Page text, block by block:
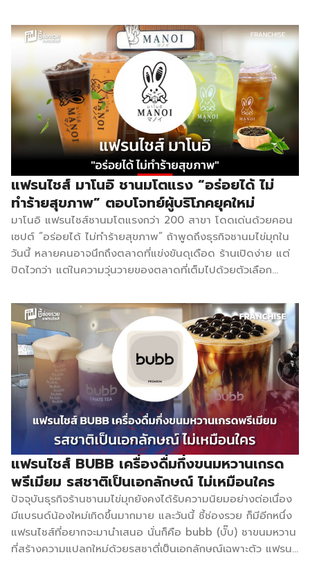
ราคาขายเริ่มต้นเพียงแก้วละ 19
บาท เพิ่มท็อปปิ้ง 5 บาท พร้อม
หลักสูตรการสอนทั้งออนไลน์
และออฟไลน์ ปี 2566 แบรนด์
ขยายสาขาไปแล้วมากกว่า 1,000
สาขาทั่วประเทศ และพัฒนา
แบรนด์อย่างต่อเนื่องเพื่อตอบ
โจทย์ลูกค้าและตลาดที่เปลี่ยนไป
มีเมนูแนะนำอย่างชาไข่มุกบราวน์
ชูการ์ (Brown Sugar) พร้อม
เพิ่มช่องทางจำหน่ายวัตถุดิบผ่าน
E-Commerce และออนไลน์ ให้
สาขาสั่งวัตถุดิบได้สะดวกและ
รวดเร็วขึ้น ต้นปี […]
รนไชส์ที่เปิดเผย
บนเว็บไซต์
ทางการ ทั้ง
ราคา เงื่อนไข
และขั้นตอนการ
เปิดร้าน ซึ่งช่วย
ลดความกังวล
ให้กับผู้ที่กำลัง
ตัดสินใจ
โครงสร้างค่าใช้
จ่ายทั้งหมด ปี
2569 (ข้อมูล
จากเว็บไซต์
ทางการ)
รายการ ราย
ละเอียด แพ็กเก
ต้น 24,900
บาท เงินมัดจำ
จองสิทธิ์ทำเล
5,000 บาท ค่า
ธรรมเนียมราย
เดือน-รายปี
ไม่มี การต่อ
สัญญา ฟรี
ระยะเวลาคืนทุน
1–2 เดือน (ถ้า
ทำเลดี) กำไรต่อ
แก้ว (เมนู 20
บาท) เฉลี่ย 10
บาท กำไรต่อ
แก้ว (เมนู 25–
35 บาท) เฉลี่ย
ทำให้ได้ควา
หอมละมุนแ
ความอร่อย
ลงตัวไม่เห
ใคร ด้วยดีไ
สไตล์ญี่ปุ่น
มินิมอลที่ถูก
วัยรุ่นคาเฟ่
ปัจจุบัน
เปิดรับแฟรน
เรื่องราวขอ
เจ้าของแบ
คุณปิยพงศ์
วัลย์ เป็นอีก
ชอบดื่มชา
ไข่มุก ซึ่งใน
อดีตก็เคย
บริหารร้าน
ไข่มุกเป็นร้า
เล็กๆ อยู่ใน
โรงเรียนพื้
จังหวัดสงข
ซึ่งโดยส่วน
มองว่า ปัจ
ชานมไข่มุก
ตลาดในเมื
ไทยส่วนให
เป็นสูตรชา
ไต้หวัน ซึ่ง
รสชาติจะค
เป็นเอกลักษณ์ มีกลิ่นหอมเฉพาะของทางร้าน จุดที่ทำให้ Kori-i
โดดเด่นในตลาดคือการประกาศชัดเจนว่า ไม่มีการเก็บค่า
ธรรมเนียม ไม่มีเก็บค่าการตลาด ไม่เก็บส่วนแบ่งยอดขายใดๆ ทั้ง
สิ้น ทำให้กำไรทั้งหมดเป็นของเจ้าของร้านอย่างแท้จริง รู้จัก
Kori-i ชานมไข่มุกโคริอิ ก่อนตัดสินใจ ชาไต้หวันสูตรของทางร้าน
มีรสชาติที่เป็นเอกลักษณ์ หอมอร่อย เข้มข้น คุ้มค่าคุ้มราคา
เจ้าของแบรนด์ได้คิดค้นสูตรชาไต้หวันที่เป็นเอกลักษณ์ มีกลิ่น
หอมเฉพาะของทางร้าน และคิดค้นต่อยอด ทำการตลาดและสร้าง
แบรนด์ KORI-i (โคริอิ) ขึ้นมา ภายใต้การขยายธุรกิจในรูปแบบ
แฟรนไชส์ ในมุมมองของชี้ช่องรวย แบรนด์ที่เน้นการคิดค้นสูตร
เฉพาะจากใบชานำเข้าแท้ มีความได้เปรียบในแง่รสชาติที่ผู้บริโภค
จดจำและกลับมาซ้ำ เพราะรสชาติที่ไม่เหมือนใครคือเหตุผลสำคัญ
ที่สุดที่ทำให้ลูกค้าเลือกร้านเดิม โครงสร้างค่าใช้จ่ายทั้งหมด ปี
2569 รายการ รายละเอียด ค่าแฟรนไชส์ 49,000 บาท ค่า
ธรรมเนียม ไม่มี ค่าการตลาด ไม่มี […]
แฟรนไชส์ มาโนอิ ชานมโตแรง “อร่อยได้ ไม่
ทำร้ายสุขภาพ” ตอบโจทย์ผู้บริโภคยุคใหม่
มาโนอิ แฟรนไชส์ชานมโตแรงกว่า 200 สาขา โดดเด่นด้วยคอน
เซปต์ “อร่อยได้ ไม่ทำร้ายสุขภาพ” ถ้าพูดถึงธุรกิจชานมไข่มุกใน
วันนี้ หลายคนอาจนึกถึงตลาดที่แข่งขันดุเดือด ร้านเปิดง่าย แต่
ปิดไวกว่า แต่ในความวุ่นวายของตลาดที่เต็มไปด้วยตัวเลือก
แรง จนตอนนี้ขยายไปแล้วกว่า 200 สาขาทั่วประเทศ แบรนด์นั้น
คือ MANOI “มาโนอิ” ชานมเพื่อสุขภาพที่ทำให้หลายคนต้องหัน
กลับมามองใหม่ว่า ธุรกิจชานมยังมีช่องว่างให้เติบโตอีกมากแค่
ไหน มาโนอิไม่ได้เกิดมาจากคนที่อยากขายเครื่องดื่มเพราะเห็นว่า
เป็นเทรนด์ แต่เกิดจากเจ้าของแบรนด์ที่เป็นคนออกกำลังกายเป็น
ประจำ และยังเป็นสายเครื่องดื่มหวานเย็นตัวยง เขาเห็นปัญหาง่าย
ๆ ที่คนจำนวนมากเจอเหมือนกัน คือ รักชานม แต่ก็รู้ว่าไม่ดีต่อ
สุขภาพ เพราฉะนั้นถ้ามีชานมที่ “อร่อยเหมือนเดิม แต่ดีต่อ
ร่างกายกว่า” มันจะดีแค่ไหน? จากคำถามนั้น จึงเกิดเป็นคอนเซปต์
ของมาโนอิที่ชัดเจนตั้งแต่วันแรก คือ “อร่อยได้ ไม่ทำร้าย
สุขภาพ” สิ่งที่ทำให้คอนเซปต์นี้จับใจลูกค้า ไม่ใช่แค่การพูดสวยหรู
เพราะเมื่อลงลึกไปถึงเบื้องหลัง จะพบว่าทุกแก้วของมาโนอิถูก
ออกแบบโดยยึดสุขภาพเป็นหลักจริง ๆ ตั้งแต่วัตถุดิบที่ใช้
น้ำตาลธรรมชาติ ไม่ใช้น้ำเชื่อมไฮฟรุกโตส ไปจนถึงส่วนผสม
ทั้งหมดที่ ไม่มีไขมันทรานส์ และสิ่งที่โดดเด่นที่สุดคือการเลือกใช้
หญ้าหวาน ที่หวานกว่า 200–300 […]
แฟรนไชส์ BUBB เครื่องดื่มกึ่งขนมหวานเกรด
พรีเมียม รสชาติเป็นเอกลักษณ์ ไม่เหมือนใคร
ปัจจุบันธุรกิจร้านชานมไข่มุกยังคงได้รับความนิยมอย่างต่อเนื่อง
มีแบรนด์น้องใหม่เกิดขึ้นมากมาย และวันนี้ ชี้ช่องรวย ก็มีอีกหนึ่ง
แฟรนไชส์ที่อยากจะมานำเสนอ นั่นก็คือ bubb (บั๊บ) ชาขนมหวาน
ที่สร้างความแปลกใหม่ด้วยรสชาตี่เป็นเอกลักษณ์เฉพาะตัว แฟรน